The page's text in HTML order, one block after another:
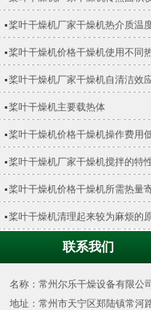
桨叶干燥机厂家干燥机热介质温
桨叶干燥机价格干燥机使用不同
桨叶干燥机厂家干燥机自清洁效
桨叶干燥机主要载热体
桨叶干燥机价格干燥机操作费用
桨叶干燥机厂家干燥机搅拌的特
桨叶干燥机价格干燥机所需热量
桨叶干燥机清理起来较为麻烦的
联系我们
名称：常州尔乐干燥设备有限公司
地址：常州市天宁区郑陆镇常河